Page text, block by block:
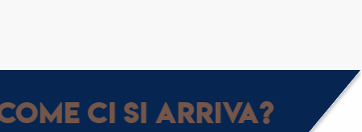
ci si arriva?